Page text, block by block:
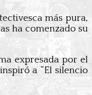
más pura,
ha comenzado su
expresada por el
a “El silencio